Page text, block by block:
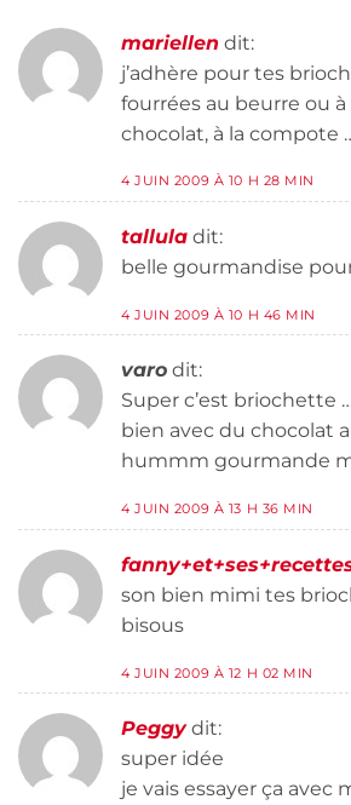
mariellen dit:
j’adhère pour tes
fourrées au beurre ou
chocolat, à la compote
4 JUIN 2009 À 10 H 28 MIN
tallula dit:
belle gourmandise
4 JUIN 2009 À 10 H 46 MIN
varo dit:
Super c’est briochette
bien avec du chocolat
hummm gourmande
4 JUIN 2009 À 13 H 36 MIN
son bien mimi tes
bisous
4 JUIN 2009 À 12 H 02 MIN
Peggy dit:
super idée
je vais essayer ça avec